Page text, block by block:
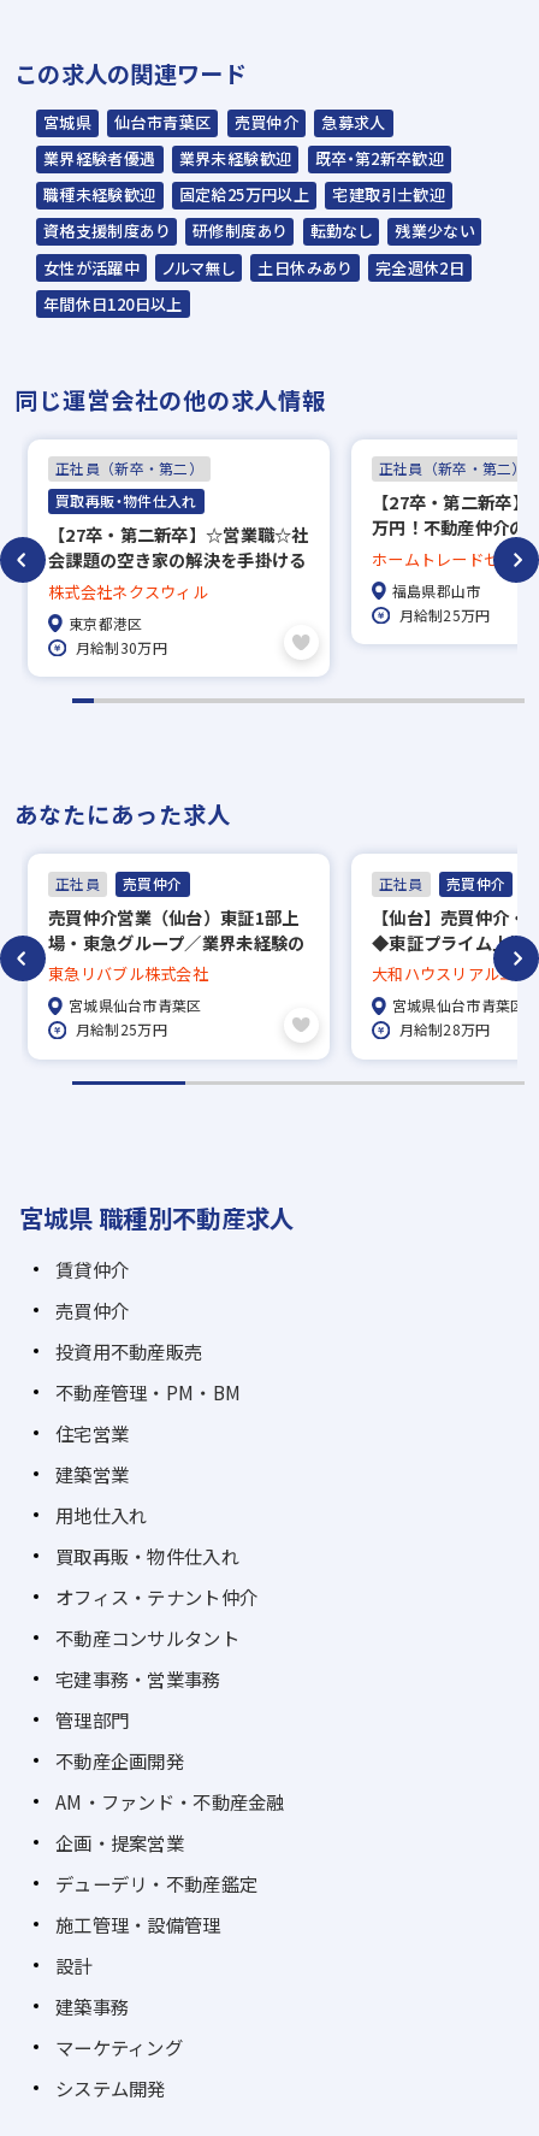
式会社が行います＊
スラッシュ株式会社からのご連絡をお待ち
ください。
ご連絡までに7日程度いただく場合があり
ます。予めご了承ください。
担当：スラッシュ株式会社
▼
面接（オンライン面接可）
▼
内定
※入社時期は相談に応じます。
※現在、在職中の方も積極的にご応募くださ
い。応募の秘密は厳守いたします。
この求人の関連ワード
宮城県 仙台市青葉区 売買仲介
急募求人
業界経験者優遇
業界未経験歓迎
既卒・第2新卒歓迎
職種未経験歓迎
固定給25万円以上
宅建取引士歓迎
資格支援制度あり
研修制度あり 転勤なし
残業少ない
女性が活躍中
ノルマ無し 土日休みあり
完全週休2日
年間休日120日以上
同じ運営会社の他の求人情報
正社員（新卒・第二）
買取再販・物件仕入れ
【27卒・第二新卒】☆営業職☆社
会課題の空き家の解決を手掛ける
成長企業！／年休125日以上／月
給30万円～
株式会社ネクスウィル
東京都港区
月給制30万円
正社員（新卒・第二）
【27卒・第二新卒
万円！不動産仲介の
／福島エリア
ホームトレードセンタ
福島県郡山市
月給制25万円
あなたにあった求人
正社員 売買仲介
売買仲介営業（仙台）東証1部上
場・東急グループ／業界未経験の
方も安心の研修制度／抜群の福利
厚生☆
東急リバブル株式会社
宮城県仙台市青葉区
月給制25万円
正社員 売買仲介
【仙台】売買仲介・
◆東証プライム上場
123日・完全週休2
利厚生も充実◆多様
成も可能◆地域限定
大和ハウスリアルエス
社 宮城県仙台市青葉区
月給制28万円
宮城県 職種別不動産求人
賃貸仲介
売買仲介
投資用不動産販売
不動産管理・PM・BM
住宅営業
建築営業
用地仕入れ
買取再販・物件仕入れ
オフィス・テナント仲介
不動産コンサルタント
宅建事務・営業事務
管理部門
不動産企画開発
AM・ファンド・不動産金融
企画・提案営業
デューデリ・不動産鑑定
施工管理・設備管理
設計
建築事務
マーケティング
システム開発